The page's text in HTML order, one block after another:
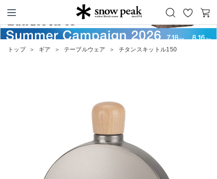
Snow Peak
お
カ
ー
トップ ＞ ギア ＞ テーブルウェア ＞ チタンスキットル150